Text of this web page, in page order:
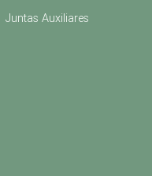
Juntas Auxiliares